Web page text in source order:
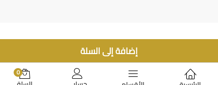
إضافة إلى السلة
0